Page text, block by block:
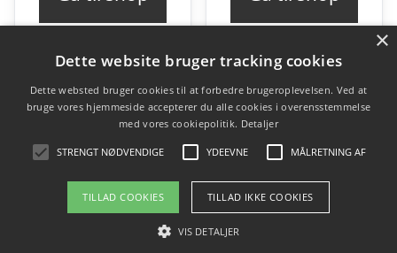
kr. 3.699,00.
Varekategorier
Produkter
×
Dette website bruger tracking cookies
Dette websted bruger cookies til at forbedre brugeroplevelsen. Ved at
bruge vores hjemmeside accepterer du alle cookies i overensstemmelse
med vores cookiepolitik. Detaljer
STRENGT NØDVENDIGE YDEEVNE MÅLRETNING AF
TILLAD COOKIES TILLAD IKKE COOKIES
VIS DETALJER